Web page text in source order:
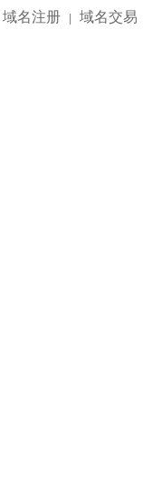
域名注册 | 域名交易